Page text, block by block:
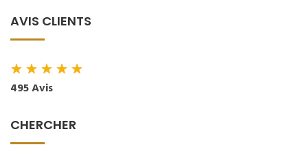
AVIS CLIENTS
★★★★★
495 Avis
CHERCHER